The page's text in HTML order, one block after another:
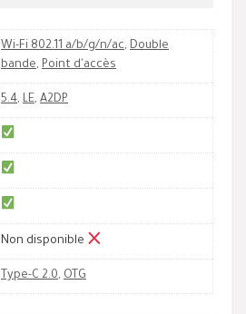
Wi-Fi 802.11 a/b/g/n/ac, Double
bande, Point d'accès
5.4, LE, A2DP
Non disponible
Type-C 2.0, OTG